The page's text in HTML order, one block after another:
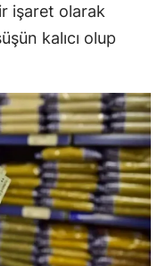
işaret olarak
kalıcı olup